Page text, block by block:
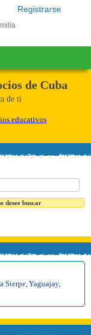
Registrarse
de Cuba
de ti
educativos
desee buscar
Sierpe Yaguajay,